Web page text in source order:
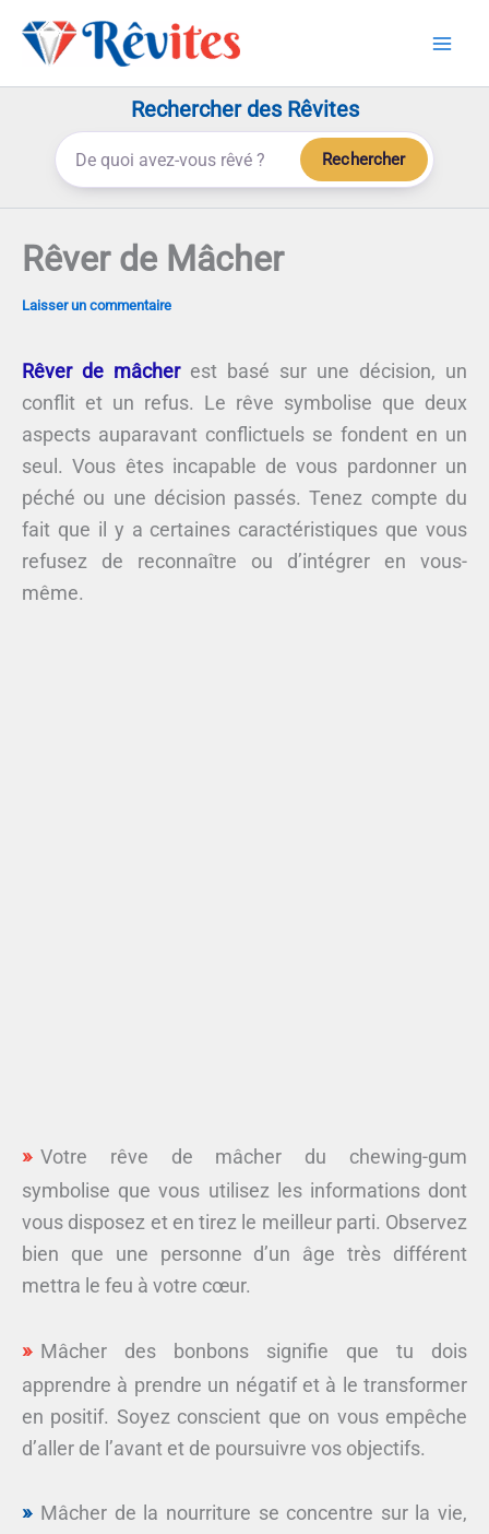
Rechercher des Rêvites
Rechercher
Rêver de Mâcher
Laisser un commentaire
Rêver de mâcherest basé sur une décision, un
conflit et un refus. Le rêve symbolise que deux
aspects auparavant conflictuels se fondent en un
seul. Vous êtes incapable de vous pardonner un
péché ou une décision passés. Tenez compte du
fait que il y a certaines caractéristiques que vous
refusez de reconnaître ou d’intégrer en vous-
même.
Votre rêve de mâcher du chewing-gum
symbolise que vous utilisez les informations dont
vous disposez et en tirez le meilleur parti. Observez
bien que une personne d’un âge très différent
mettra le feu à votre cœur.
Mâcher des bonbons signifie que tu dois
apprendre à prendre un négatif et à le transformer
en positif. Soyez conscient que on vous empêche
d’aller de l’avant et de poursuivre vos objectifs.
Mâcher de la nourriture se concentre sur la vie,